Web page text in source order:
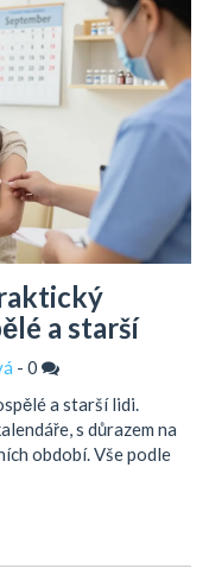
a starší
- 0
a starší lidi.
s důrazem na
období. Vše podle